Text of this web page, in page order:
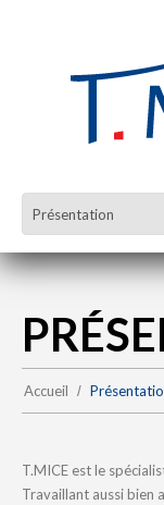
Accueil
T.MICE est le
Travaillant aussi bien